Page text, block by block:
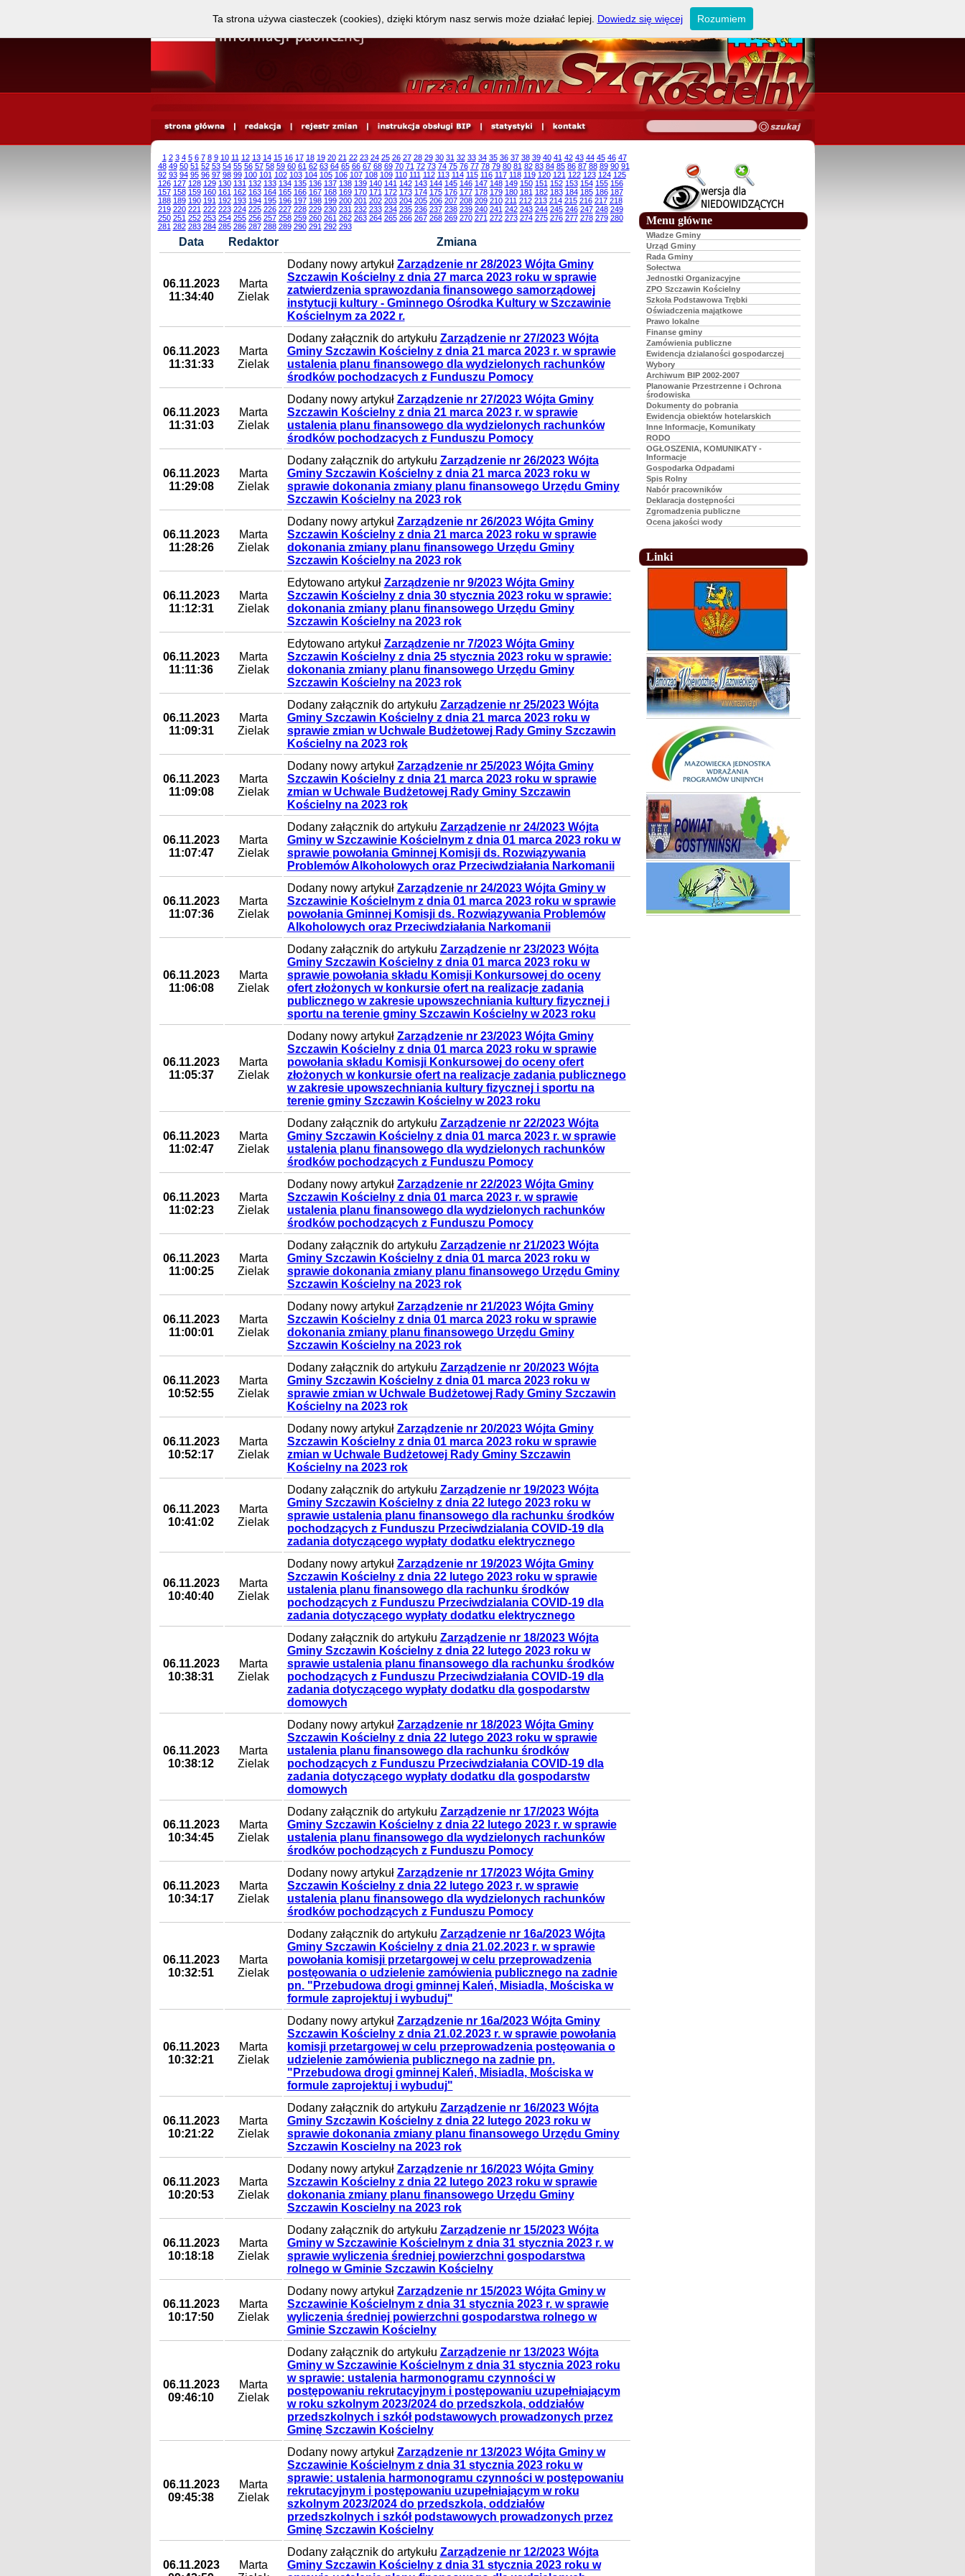
1 2 3 4 5 6 7 8 9 10 11 12 13 14 15 16 17 18 19 20 21 22 23 24 25 26 27 28 29 30 31 32 33 34 35 36 37 38 39 40 41 42 43 44 45 46 47
48 49 50 51 52 53 54 55 56 57 58 59 60 61 62 63 64 65 66 67 68 69 70 71 72 73 74 75 76 77 78 79 80 81 82 83 84 85 86 87 88 89 90 91
92 93 94 95 96 97 98 99 100 101 102 103 104 105 106 107 108 109 110 111 112 113 114 115 116 117 118 119 120 121 122 123 124 125
126 127 128 129 130 131 132 133 134 135 136 137 138 139 140 141 142 143 144 145 146 147 148 149 150 151 152 153 154 155 156
157 158 159 160 161 162 163 164 165 166 167 168 169 170 171 172 173 174 175 176 177 178 179 180 181 182 183 184 185 186 187
188 189 190 191 192 193 194 195 196 197 198 199 200 201 202 203 204 205 206 207 208 209 210 211 212 213 214 215 216 217 218
219 220 221 222 223 224 225 226 227 228 229 230 231 232 233 234 235 236 237 238 239 240 241 242 243 244 245 246 247 248 249
250 251 252 253 254 255 256 257 258 259 260 261 262 263 264 265 266 267 268 269 270 271 272 273 274 275 276 277 278 279 280
281 282 283 284 285 286 287 288 289 290 291 292 293
Data Redaktor Zmiana
06.11.2023
11:34:40
Marta
Zielak
Dodany nowy artykuł Zarządzenie nr 28/2023 Wójta Gminy
Szczawin Kościelny z dnia 27 marca 2023 roku w sprawie
zatwierdzenia sprawozdania finansowego samorządowej
instytucji kultury - Gminnego Ośrodka Kultury w Szczawinie
Kościelnym za 2022 r.
06.11.2023
11:31:33
Marta
Zielak
Dodany załącznik do artykułu Zarządzenie nr 27/2023 Wójta
Gminy Szczawin Kościelny z dnia 21 marca 2023 r. w sprawie
ustalenia planu finansowego dla wydzielonych rachunków
środków pochodzacych z Funduszu Pomocy
06.11.2023
11:31:03
Marta
Zielak
Dodany nowy artykuł Zarządzenie nr 27/2023 Wójta Gminy
Szczawin Kościelny z dnia 21 marca 2023 r. w sprawie
ustalenia planu finansowego dla wydzielonych rachunków
środków pochodzacych z Funduszu Pomocy
06.11.2023
11:29:08
Marta
Zielak
Dodany załącznik do artykułu Zarządzenie nr 26/2023 Wójta
Gminy Szczawin Kościelny z dnia 21 marca 2023 roku w
sprawie dokonania zmiany planu finansowego Urzędu Gminy
Szczawin Kościelny na 2023 rok
06.11.2023
11:28:26
Marta
Zielak
Dodany nowy artykuł Zarządzenie nr 26/2023 Wójta Gminy
Szczawin Kościelny z dnia 21 marca 2023 roku w sprawie
dokonania zmiany planu finansowego Urzędu Gminy
Szczawin Kościelny na 2023 rok
06.11.2023
11:12:31
Marta
Zielak
Edytowano artykuł Zarządzenie nr 9/2023 Wójta Gminy
Szczawin Kościelny z dnia 30 stycznia 2023 roku w sprawie:
dokonania zmiany planu finansowego Urzędu Gminy
Szczawin Kościelny na 2023 rok
06.11.2023
11:11:36
Marta
Zielak
Edytowano artykuł Zarządzenie nr 7/2023 Wójta Gminy
Szczawin Kościelny z dnia 25 stycznia 2023 roku w sprawie:
dokonania zmiany planu finansowego Urzędu Gminy
Szczawin Kościelny na 2023 rok
06.11.2023
11:09:31
Marta
Zielak
Dodany załącznik do artykułu Zarządzenie nr 25/2023 Wójta
Gminy Szczawin Kościelny z dnia 21 marca 2023 roku w
sprawie zmian w Uchwale Budżetowej Rady Gminy Szczawin
Kościelny na 2023 rok
06.11.2023
11:09:08
Marta
Zielak
Dodany nowy artykuł Zarządzenie nr 25/2023 Wójta Gminy
Szczawin Kościelny z dnia 21 marca 2023 roku w sprawie
zmian w Uchwale Budżetowej Rady Gminy Szczawin
Kościelny na 2023 rok
06.11.2023
11:07:47
Marta
Zielak
Dodany załącznik do artykułu Zarządzenie nr 24/2023 Wójta
Gminy w Szczawinie Kościelnym z dnia 01 marca 2023 roku w
sprawie powołania Gminnej Komisji ds. Rozwiązywania
Problemów Alkoholowych oraz Przeciwdziałania Narkomanii
06.11.2023
11:07:36
Marta
Zielak
Dodany nowy artykuł Zarządzenie nr 24/2023 Wójta Gminy w
Szczawinie Kościelnym z dnia 01 marca 2023 roku w sprawie
powołania Gminnej Komisji ds. Rozwiązywania Problemów
Alkoholowych oraz Przeciwdziałania Narkomanii
06.11.2023
11:06:08
Marta
Zielak
Dodany załącznik do artykułu Zarządzenie nr 23/2023 Wójta
Gminy Szczawin Kościelny z dnia 01 marca 2023 roku w
sprawie powołania składu Komisji Konkursowej do oceny
ofert złożonych w konkursie ofert na realizacje zadania
publicznego w zakresie upowszechniania kultury fizycznej i
sportu na terenie gminy Szczawin Kościelny w 2023 roku
06.11.2023
11:05:37
Marta
Zielak
Dodany nowy artykuł Zarządzenie nr 23/2023 Wójta Gminy
Szczawin Kościelny z dnia 01 marca 2023 roku w sprawie
powołania składu Komisji Konkursowej do oceny ofert
złożonych w konkursie ofert na realizacje zadania publicznego
w zakresie upowszechniania kultury fizycznej i sportu na
terenie gminy Szczawin Kościelny w 2023 roku
06.11.2023
11:02:47
Marta
Zielak
Dodany załącznik do artykułu Zarządzenie nr 22/2023 Wójta
Gminy Szczawin Kościelny z dnia 01 marca 2023 r. w sprawie
ustalenia planu finansowego dla wydzielonych rachunków
środków pochodzących z Funduszu Pomocy
06.11.2023
11:02:23
Marta
Zielak
Dodany nowy artykuł Zarządzenie nr 22/2023 Wójta Gminy
Szczawin Kościelny z dnia 01 marca 2023 r. w sprawie
ustalenia planu finansowego dla wydzielonych rachunków
środków pochodzących z Funduszu Pomocy
06.11.2023
11:00:25
Marta
Zielak
Dodany załącznik do artykułu Zarządzenie nr 21/2023 Wójta
Gminy Szczawin Kościelny z dnia 01 marca 2023 roku w
sprawie dokonania zmiany planu finansowego Urzędu Gminy
Szczawin Kościelny na 2023 rok
06.11.2023
11:00:01
Marta
Zielak
Dodany nowy artykuł Zarządzenie nr 21/2023 Wójta Gminy
Szczawin Kościelny z dnia 01 marca 2023 roku w sprawie
dokonania zmiany planu finansowego Urzędu Gminy
Szczawin Kościelny na 2023 rok
06.11.2023
10:52:55
Marta
Zielak
Dodany załącznik do artykułu Zarządzenie nr 20/2023 Wójta
Gminy Szczawin Kościelny z dnia 01 marca 2023 roku w
sprawie zmian w Uchwale Budżetowej Rady Gminy Szczawin
Kościelny na 2023 rok
06.11.2023
10:52:17
Marta
Zielak
Dodany nowy artykuł Zarządzenie nr 20/2023 Wójta Gminy
Szczawin Kościelny z dnia 01 marca 2023 roku w sprawie
zmian w Uchwale Budżetowej Rady Gminy Szczawin
Kościelny na 2023 rok
06.11.2023
10:41:02
Marta
Zielak
Dodany załącznik do artykułu Zarządzenie nr 19/2023 Wójta
Gminy Szczawin Kościelny z dnia 22 lutego 2023 roku w
sprawie ustalenia planu finansowego dla rachunku środków
pochodzących z Funduszu Przeciwdzialania COVID-19 dla
zadania dotyczącego wypłaty dodatku elektrycznego
06.11.2023
10:40:40
Marta
Zielak
Dodany nowy artykuł Zarządzenie nr 19/2023 Wójta Gminy
Szczawin Kościelny z dnia 22 lutego 2023 roku w sprawie
ustalenia planu finansowego dla rachunku środków
pochodzących z Funduszu Przeciwdzialania COVID-19 dla
zadania dotyczącego wypłaty dodatku elektrycznego
06.11.2023
10:38:31
Marta
Zielak
Dodany załącznik do artykułu Zarządzenie nr 18/2023 Wójta
Gminy Szczawin Kościelny z dnia 22 lutego 2023 roku w
sprawie ustalenia planu finansowego dla rachunku środków
pochodzących z Funduszu Przeciwdziałania COVID-19 dla
zadania dotyczącego wypłaty dodatku dla gospodarstw
domowych
06.11.2023
10:38:12
Marta
Zielak
Dodany nowy artykuł Zarządzenie nr 18/2023 Wójta Gminy
Szczawin Kościelny z dnia 22 lutego 2023 roku w sprawie
ustalenia planu finansowego dla rachunku środków
pochodzących z Funduszu Przeciwdziałania COVID-19 dla
zadania dotyczącego wypłaty dodatku dla gospodarstw
domowych
06.11.2023
10:34:45
Marta
Zielak
Dodany załącznik do artykułu Zarządzenie nr 17/2023 Wójta
Gminy Szczawin Kościelny z dnia 22 lutego 2023 r. w sprawie
ustalenia planu finansowego dla wydzielonych rachunków
środków pochodzących z Funduszu Pomocy
06.11.2023
10:34:17
Marta
Zielak
Dodany nowy artykuł Zarządzenie nr 17/2023 Wójta Gminy
Szczawin Kościelny z dnia 22 lutego 2023 r. w sprawie
ustalenia planu finansowego dla wydzielonych rachunków
środków pochodzących z Funduszu Pomocy
06.11.2023
10:32:51
Marta
Zielak
Dodany załącznik do artykułu Zarządzenie nr 16a/2023 Wójta
Gminy Szczawin Kościelny z dnia 21.02.2023 r. w sprawie
powołania komisji przetargowej w celu przeprowadzenia
postęowania o udzielenie zamówienia publicznego na zadnie
pn. "Przebudowa drogi gminnej Kaleń, Misiadla, Mościska w
formule zaprojektuj i wybuduj"
06.11.2023
10:32:21
Marta
Zielak
Dodany nowy artykuł Zarządzenie nr 16a/2023 Wójta Gminy
Szczawin Kościelny z dnia 21.02.2023 r. w sprawie powołania
komisji przetargowej w celu przeprowadzenia postęowania o
udzielenie zamówienia publicznego na zadnie pn.
"Przebudowa drogi gminnej Kaleń, Misiadla, Mościska w
formule zaprojektuj i wybuduj"
06.11.2023
10:21:22
Marta
Zielak
Dodany załącznik do artykułu Zarządzenie nr 16/2023 Wójta
Gminy Szczawin Kościelny z dnia 22 lutego 2023 roku w
sprawie dokonania zmiany planu finansowego Urzędu Gminy
Szczawin Koscielny na 2023 rok
06.11.2023
10:20:53
Marta
Zielak
Dodany nowy artykuł Zarządzenie nr 16/2023 Wójta Gminy
Szczawin Kościelny z dnia 22 lutego 2023 roku w sprawie
dokonania zmiany planu finansowego Urzędu Gminy
Szczawin Koscielny na 2023 rok
06.11.2023
10:18:18
Marta
Zielak
Dodany załącznik do artykułu Zarządzenie nr 15/2023 Wójta
Gminy w Szczawinie Kościelnym z dnia 31 stycznia 2023 r. w
sprawie wyliczenia średniej powierzchni gospodarstwa
rolnego w Gminie Szczawin Kościelny
06.11.2023
10:17:50
Marta
Zielak
Dodany nowy artykuł Zarządzenie nr 15/2023 Wójta Gminy w
Szczawinie Kościelnym z dnia 31 stycznia 2023 r. w sprawie
wyliczenia średniej powierzchni gospodarstwa rolnego w
Gminie Szczawin Kościelny
06.11.2023
09:46:10
Marta
Zielak
Dodany załącznik do artykułu Zarządzenie nr 13/2023 Wójta
Gminy w Szczawinie Kościelnym z dnia 31 stycznia 2023 roku
w sprawie: ustalenia harmonogramu czynności w
postępowaniu rekrutacyjnym i postępowaniu uzupełniającym
w roku szkolnym 2023/2024 do przedszkola, oddziałów
przedszkolnych i szkół podstawowych prowadzonych przez
Gminę Szczawin Kościelny
06.11.2023
09:45:38
Marta
Zielak
Dodany nowy artykuł Zarządzenie nr 13/2023 Wójta Gminy w
Szczawinie Kościelnym z dnia 31 stycznia 2023 roku w
sprawie: ustalenia harmonogramu czynności w postępowaniu
rekrutacyjnym i postępowaniu uzupełniającym w roku
szkolnym 2023/2024 do przedszkola, oddziałów
przedszkolnych i szkół podstawowych prowadzonych przez
Gminę Szczawin Kościelny
06.11.2023
Marta
Dodany załącznik do artykułu Zarządzenie nr 12/2023 Wójta
Gminy Szczawin Kościelny z dnia 31 stycznia 2023 roku w
Menu główne
Władze Gminy
Urząd Gminy
Rada Gminy
Sołectwa
Jednostki Organizacyjne
ZPO Szczawin Kościelny
Szkoła Podstawowa Trębki
Oświadczenia majątkowe
Prawo lokalne
Finanse gminy
Zamówienia publiczne
Ewidencja dzialaności gospodarczej
Wybory
Archiwum BIP 2002-2007
Planowanie Przestrzenne i Ochrona
środowiska
Dokumenty do pobrania
Ewidencja obiektów hotelarskich
Inne Informacje, Komunikaty
RODO
OGŁOSZENIA, KOMUNIKATY -
Informacje
Gospodarka Odpadami
Spis Rolny
Nabór pracowników
Deklaracja dostępności
Zgromadzenia publiczne
Ocena jakości wody
Linki
Ta strona używa ciasteczek (cookies), dzięki którym nasz serwis może działać lepiej. Dowiedz się więcej Rozumiem